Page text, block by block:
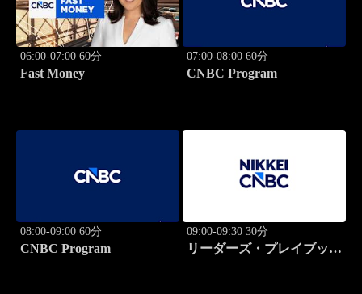
06:00-07:00 60分
Fast Money
07:00-08:00 60分
CNBC Program
08:00-09:00 60分
CNBC Program
09:00-09:30 30分
リーダーズ・プレイブック